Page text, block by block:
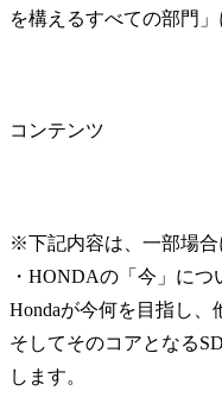
を構えるすべての部門
コンテンツ
※下記内容は、一部場合
・HONDAの「今」につ
Hondaが今何を目指し、
そしてそのコアとなる
します。